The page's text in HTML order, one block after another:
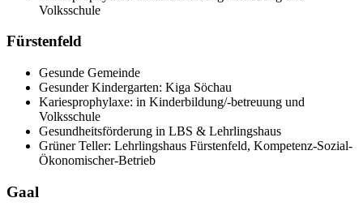
Volksschule
Fürstenfeld
Gesunde Gemeinde
Gesunder Kindergarten: Kiga Söchau
Kariesprophylaxe: in Kinderbildung/-betreuung und
Volksschule
Gesundheitsförderung in LBS & Lehrlingshaus
Grüner Teller: Lehrlingshaus Fürstenfeld, Kompetenz-Sozial-
Ökonomischer-Betrieb
Gaal